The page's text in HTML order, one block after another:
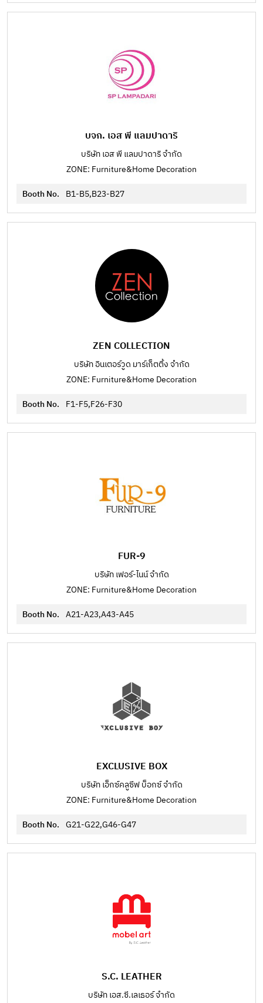
บจก. เอส พี แลมปาดาริ
บริษัท เอส พี แลมปาดาริ จำกัด
ZONE: Furniture&Home Decoration
Booth No. B1-B5,B23-B27
ZEN COLLECTION
บริษัท อินเตอร์วูด มาร์เก็ตติ้ง จำกัด
ZONE: Furniture&Home Decoration
Booth No. F1-F5,F26-F30
FUR-9
บริษัท เฟอร์-ไนน์ จำกัด
ZONE: Furniture&Home Decoration
Booth No. A21-A23,A43-A45
EXCLUSIVE BOX
บริษัท เอ็กซ์คลูซีฟ บ็อกซ์ จำกัด
ZONE: Furniture&Home Decoration
Booth No. G21-G22,G46-G47
S.C. LEATHER
บริษัท เอส.ซี.เลเธอร์ จำกัด